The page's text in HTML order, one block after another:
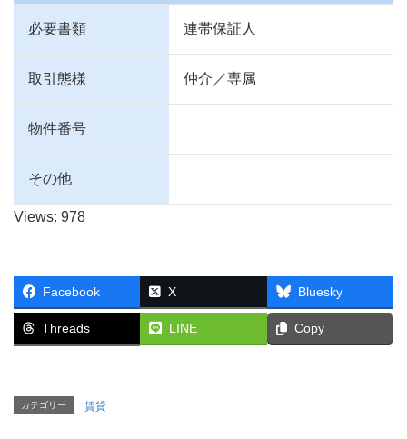
必要書類 連帯保証人
取引態様 仲介／専属
物件番号
その他
Views: 978
Facebook X Bluesky
Threads LINE Copy
カテゴリー 賃貸